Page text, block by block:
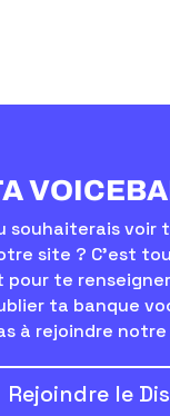
souhaiterais voir
site ? C’est
pour te
ta banque
à rejoindre
Rejoindre le